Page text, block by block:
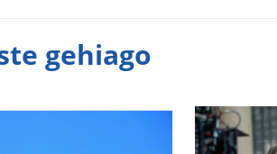
gehiago